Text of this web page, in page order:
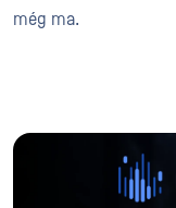
még ma.